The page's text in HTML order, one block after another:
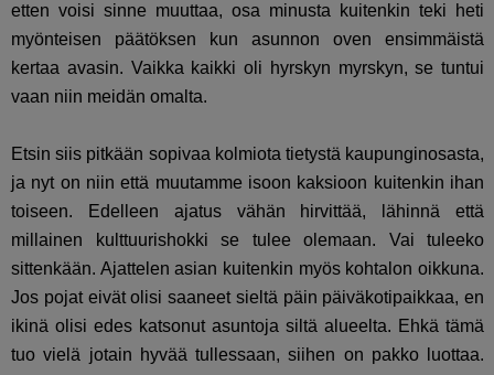
etten voisi sinne muuttaa, osa minusta kuitenkin teki heti
myönteisen päätöksen kun asunnon oven ensimmäistä
kertaa avasin. Vaikka kaikki oli hyrskyn myrskyn, se tuntui
vaan niin meidän omalta.
Etsin siis pitkään sopivaa kolmiota tietystä kaupunginosasta,
ja nyt on niin että muutamme isoon kaksioon kuitenkin ihan
toiseen. Edelleen ajatus vähän hirvittää, lähinnä että
millainen kulttuurishokki se tulee olemaan. Vai tuleeko
sittenkään. Ajattelen asian kuitenkin myös kohtalon oikkuna.
Jos pojat eivät olisi saaneet sieltä päin päiväkotipaikkaa, en
ikinä olisi edes katsonut asuntoja siltä alueelta. Ehkä tämä
tuo vielä jotain hyvää tullessaan, siihen on pakko luottaa.